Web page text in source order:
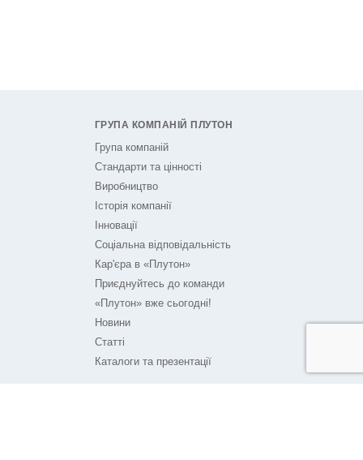
ГРУПА КОМПАНІЙ ПЛУТОН
Група компаній
Стандарти та цінності
Виробництво
Історія компанії
Інновації
Соціальна відповідальність
Кар'єра в «Плутон»
Приєднуйтесь до команди
«Плутон» вже сьогодні!
Новини
Статті
Каталоги та презентації